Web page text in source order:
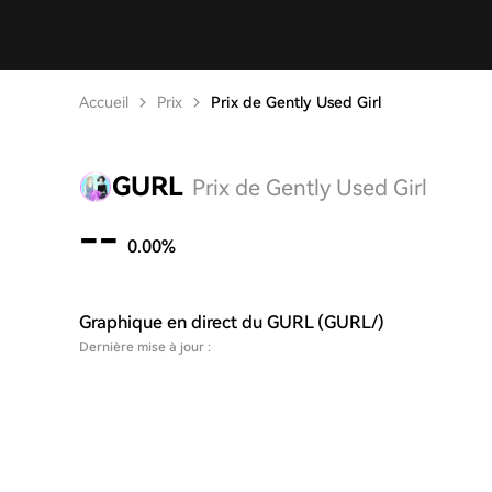
Accueil Prix Prix de Gently Used Girl
GURL Prix de Gently Used Girl
-- 0.00%
Graphique en direct du GURL (GURL/)
Dernière mise à jour :